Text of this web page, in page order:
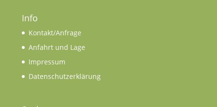
Info
Kontakt/Anfrage
Anfahrt und Lage
Impressum
Datenschutzerklärung